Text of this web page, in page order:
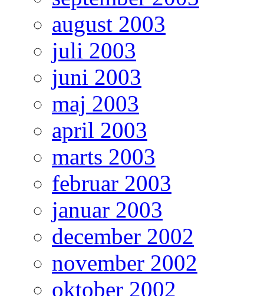
august 2003
juli 2003
juni 2003
maj 2003
april 2003
marts 2003
februar 2003
januar 2003
december 2002
november 2002
oktober 2002